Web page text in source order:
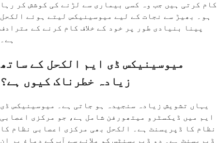
کام کرتی ہیں جب وہ کسی بیماری سے لڑنے کی کوشش کر رہا
ہو۔ بھیڑ سے نجات کے لیے میوسینیکس لیتے ہوئے الکحل
پینا بنیادی طور پر خود کے خلاف کام کرنے کے مترادف
ہے۔
میوسینیکس ڈی ایم الکحل کے ساتھ
زیادہ خطرناک کیوں ہے؟
یہاں تشویش زیادہ سنجیدہ ہو جاتی ہے۔ میوسینیکس ڈی
ایم میں ڈیکسٹرو میتھورفن شامل ہے، جو مرکزی اعصابی
نظام کا ڈپریسنٹ ہے۔ الکحل بھی مرکزی اعصابی نظام کا
ڈپریسنٹ ہے۔ دو ڈپریسنٹس کو ملانے سے آپ کے دماغ پر ان